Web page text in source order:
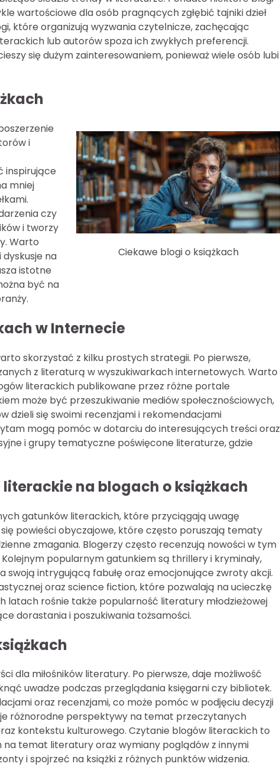
wartościowe dla osób pragnących zgłębić tajniki dzieł
które organizują wyzwania czytelnicze, zachęcając
lub autorów spoza ich zwykłych preferencji.
się dużym zainteresowaniem, ponieważ wiele osób lubi
Ciekawe blogi o książkach
i
inspirujące
mniej
czy
i tworzy
Warto
na
istotne
być na
w Internecie
skorzystać z kilku prostych strategii. Po pierwsze,
z literaturą w wyszukiwarkach internetowych. Warto
literackich publikowane przez różne portale
może być przeszukiwanie mediów społecznościowych,
dzieli się swoimi recenzjami i rekomendacjami
mogą pomóc w dotarciu do interesujących treści oraz
i grupy tematyczne poświęcone literaturze, gdzie
na blogach o książkach
gatunków literackich, które przyciągają uwagę
powieści obyczajowe, które często poruszają tematy
zmagania. Blogerzy często recenzują nowości w tym
popularnym gatunkiem są thrillery i kryminały,
swoją intrygującą fabułę oraz emocjonujące zwroty akcji.
oraz science fiction, które pozwalają na ucieczkę
latach rośnie także popularność literatury młodzieżowej
dorastania i poszukiwania tożsamości.
dla miłośników literatury. Po pierwsze, daje możliwość
uwadze podczas przeglądania księgarni czy bibliotek.
oraz recenzjami, co może pomóc w podjęciu decyzji
różnorodne perspektywy na temat przeczytanych
kontekstu kulturowego. Czytanie blogów literackich to
na temat literatury oraz wymiany poglądów z innymi
i spojrzeć na książki z różnych punktów widzenia.